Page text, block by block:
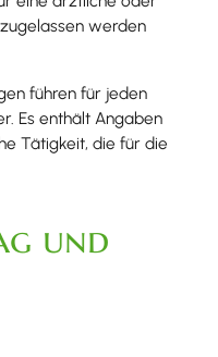
werden
führen für jeden
Es enthält Angaben
Tätigkeit, die für die
und